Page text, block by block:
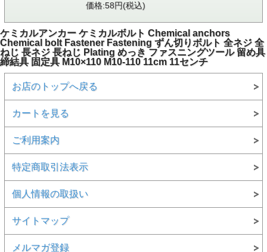
価格:58円(税込)
ケミカルアンカー ケミカルボルト Chemical anchors
Chemical bolt Fastener Fastening ずん切りボルト 全ネジ 全
ねじ 長ネジ 長ねじ Plating めっき ファスニングツール 留め具
締結具 固定具 M10×110 M10-110 11cm 11センチ
お店のトップへ戻る
カートを見る
ご利用案内
特定商取引法表示
個人情報の取扱い
サイトマップ
メルマガ登録